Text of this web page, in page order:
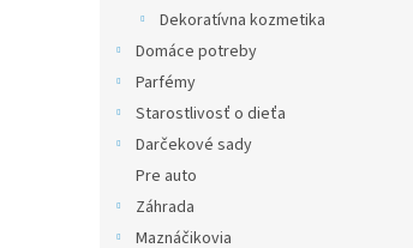
Dekoratívna kozmetika
Domáce potreby
Parfémy
Starostlivosť o dieťa
Darčekové sady
Pre auto
Záhrada
Maznáčikovia